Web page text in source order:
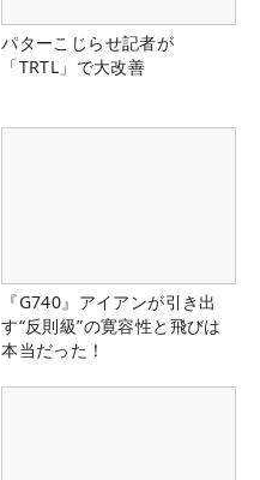
パターこじらせ記者が
「TRTL」で大改善
『G740』アイアンが引き出
す“反則級”の寛容性と飛びは
本当だった！